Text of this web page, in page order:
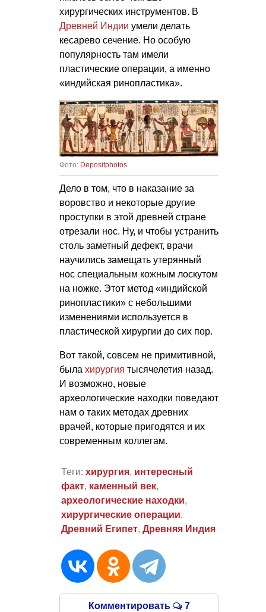
хирургических инструментов. В
Древней Индии умели делать
кесарево сечение. Но особую
популярность там имели
пластические операции, а именно
«индийская ринопластика».
Фото: Depositphotos
Дело в том, что в наказание за
воровство и некоторые другие
проступки в этой древней стране
отрезали нос. Ну, и чтобы устранить
столь заметный дефект, врачи
научились замещать утерянный
нос специальным кожным лоскутом
на ножке. Этот метод «индийской
ринопластики» с небольшими
изменениями используется в
пластической хирургии до сих пор.
Вот такой, совсем не примитивной,
была хирургия тысячелетия назад.
И возможно, новые
археологические находки поведают
нам о таких методах древних
врачей, которые пригодятся и их
современным коллегам.
Теги: хирургия, интересный
факт, каменный век,
археологические находки,
хирургические операции,
Древний Египет, Древняя Индия
Комментировать 7